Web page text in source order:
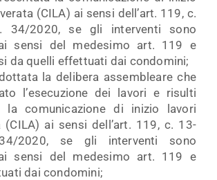
(CILA) ai sensi dell’art. 119, c.
34/2020, se gli interventi sono
sensi del medesimo art. 119 e
da quelli effettuati dai condomini;
la delibera assembleare che
l’esecuzione dei lavori e risulti
la comunicazione di inizio lavori
(CILA) ai sensi dell’art. 119, c. 13-
2020, se gli interventi sono
sensi del medesimo art. 119 e
dai condomini;